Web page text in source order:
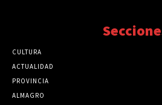
CULTURA
ACTUALIDAD
PROVINCIA
ALMAGRO